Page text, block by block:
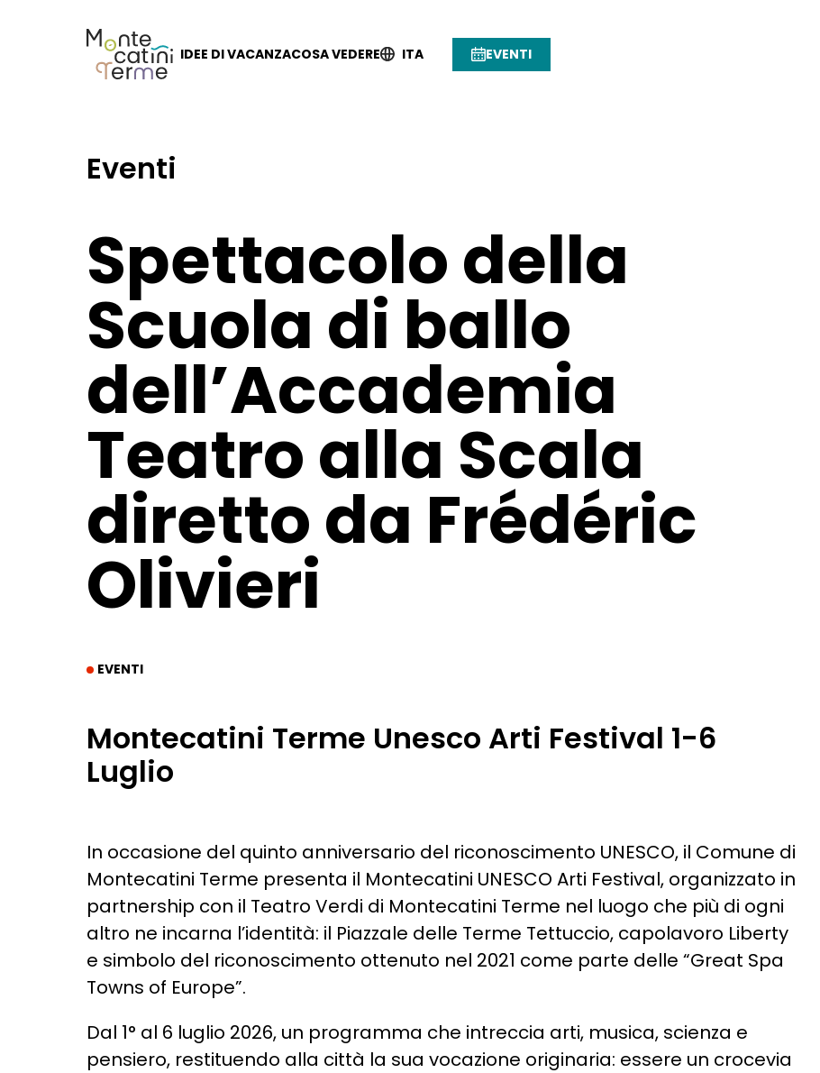
IDEE DI VACANZACOSA VEDERE ITA EVENTI
Eventi
Spettacolo della
Scuola di ballo
dell’Accademia
Teatro alla Scala
diretto da Frédéric
Olivieri
EVENTI
Montecatini Terme Unesco Arti Festival 1-6
Luglio
In occasione del quinto anniversario del riconoscimento UNESCO, il Comune di
Montecatini Terme presenta il Montecatini UNESCO Arti Festival, organizzato in
partnership con il Teatro Verdi di Montecatini Terme nel luogo che più di ogni
altro ne incarna l’identità: il Piazzale delle Terme Tettuccio, capolavoro Liberty
e simbolo del riconoscimento ottenuto nel 2021 come parte delle “Great Spa
Towns of Europe”.
Dal 1° al 6 luglio 2026, un programma che intreccia arti, musica, scienza e
pensiero, restituendo alla città la sua vocazione originaria: essere un crocevia